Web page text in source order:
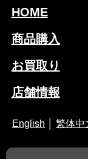
HOME
商品購入
お買取り
店舗情報
English 繁体中